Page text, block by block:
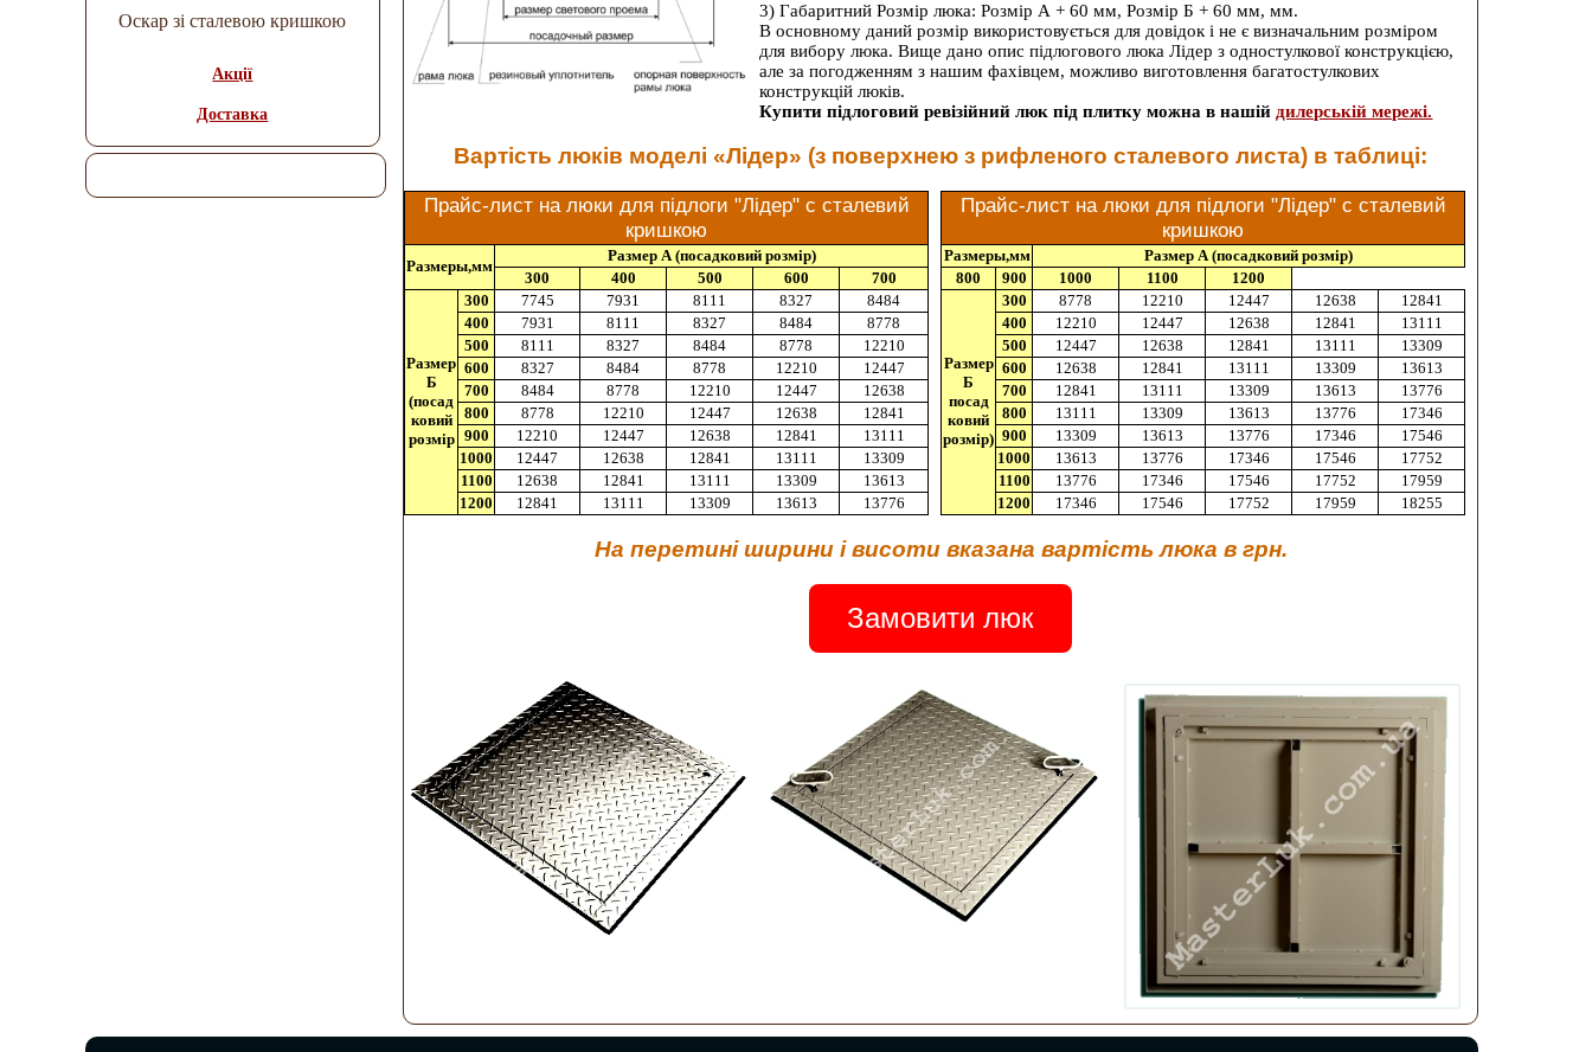
Оскар зі сталевою кришкою
Акції
Доставка
3) Габаритний Розмір люка: Розмір А + 60 мм, Розмір Б + 60 мм, мм.
В основному даний розмір використовується для довідок і не є визначальним розміром
для вибору люка. Вище дано опис підлогового люка Лідер з одностулкової конструкцією,
але за погодженням з нашим фахівцем, можливо виготовлення багатостулкових
конструкцій люків.
Купити підлоговий ревізійний люк під плитку можна в нашій дилерській мережі.
Вартість люків моделі «Лідер» (з поверхнею з рифленого сталевого листа) в таблиці:
Прайс-лист на люки для підлоги "Лідер" c сталевий
кришкою
Размеры,мм
Размер А (посадковий розмір)
300
400 500 600 700
Размер
Б
(посад
ковий
розмір
300 7745 7931 8111 8327
8484
400
7931 8111 8327 8484
8778
500
8111 8327 8484 8778
12210
600
8327 8484 8778 12210
12447
700
8484 8778 12210 12447
12638
800
8778 12210 12447 12638
12841
900
12210 12447 12638 12841
13111
1000
12447 12638 12841 13111
13309
1100
12638 12841 13111 13309
13613
1200
12841 13111 13309 13613 13776
Прайс-лист на люки для підлоги "Лідер" c сталевий
кришкою
Размеры,мм
Размер А (посадковий розмір)
800
900 1000 1100 1200
Размер
Б
посад
ковий
розмір)
300 8778 12210 12447 12638
12841
400
12210 12447 12638 12841
13111
500
12447 12638 12841 13111
13309
600
12638 12841 13111 13309
13613
700
12841 13111 13309 13613
13776
800
13111 13309 13613 13776
17346
900
13309 13613 13776 17346
17546
1000
13613 13776 17346 17546
17752
1100
13776 17346 17546 17752
17959
1200
17346 17546 17752 17959 18255
На перетині ширини і висоти вказана вартість люка в грн.
Замовити люк